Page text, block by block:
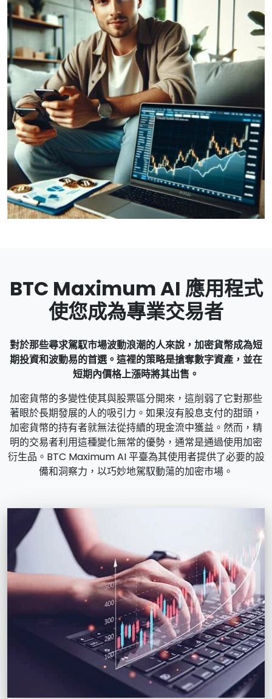
BTC Maximum AI 應用程式
使您成為專業交易者
對於那些尋求駕馭市場波動浪潮的人來說，加密貨幣成為短
期投資和波動易的首選。這裡的策略是搶奪數字資產，並在
短期內價格上漲時將其出售。
加密貨幣的多變性使其與股票區分開來，這削弱了它對那些
著眼於長期發展的人的吸引力。如果沒有股息支付的甜頭，
加密貨幣的持有者就無法從持續的現金流中獲益。然而，精
明的交易者利用這種變化無常的優勢，通常是通過使用加密
衍生品。BTC Maximum AI 平臺為其使用者提供了必要的設
備和洞察力，以巧妙地駕馭動蕩的加密市場。